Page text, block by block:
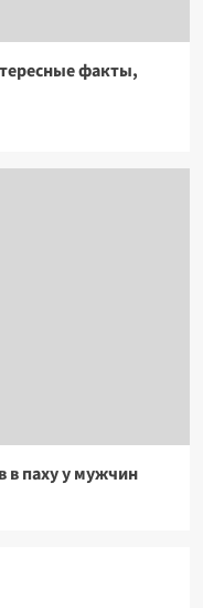
факты,
паху у мужчин